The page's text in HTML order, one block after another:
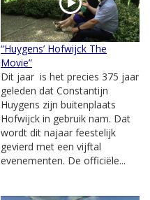
“Huygens’ Hofwijck The
Movie”
Dit jaar is het precies 375 jaar
geleden dat Constantijn
Huygens zijn buitenplaats
Hofwijck in gebruik nam. Dat
wordt dit najaar feestelijk
gevierd met een vijftal
evenementen. De officiële...